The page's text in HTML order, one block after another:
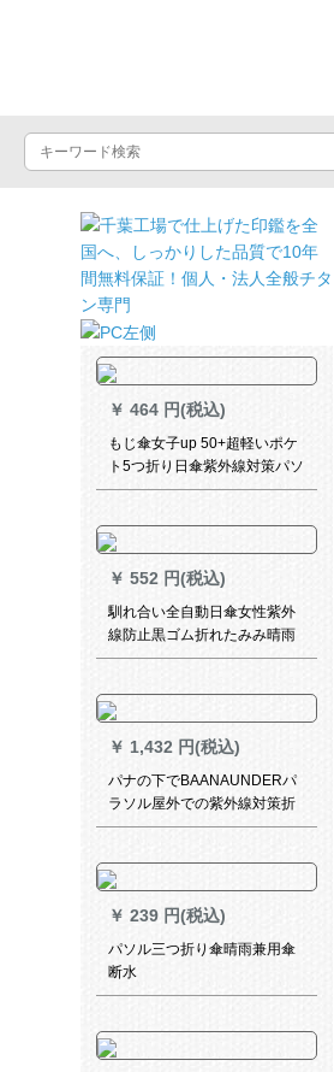
￥ 464 円(税込)
もじ傘女子up 50+超軽いポケ
ト5つ折り日傘紫外線対策パソ
ル晴雨兼用傘コーパンベルト
￥ 552 円(税込)
馴れ合い全自動日傘女性紫外
線防止黒ゴム折れたみみ晴雨
兼用パラソル105栄光黒
￥ 1,432 円(税込)
パナの下でBAANAUNDERパ
ラソル屋外での紫外線対策折
られたみ傘晴雨兼用ミニラト
￥ 239 円(税込)
パソル三つ折り傘晴雨兼用傘
断水